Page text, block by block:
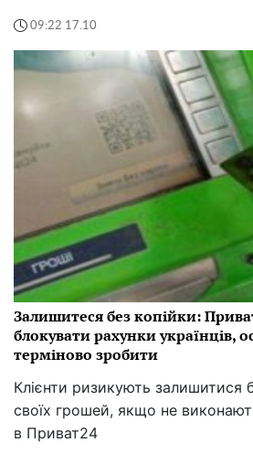
09:22 17.10
Залишитеся без копійки:
блокувати рахунки українців,
терміново зробити
Клієнти ризикують залишитися
своїх грошей, якщо не
в Приват24